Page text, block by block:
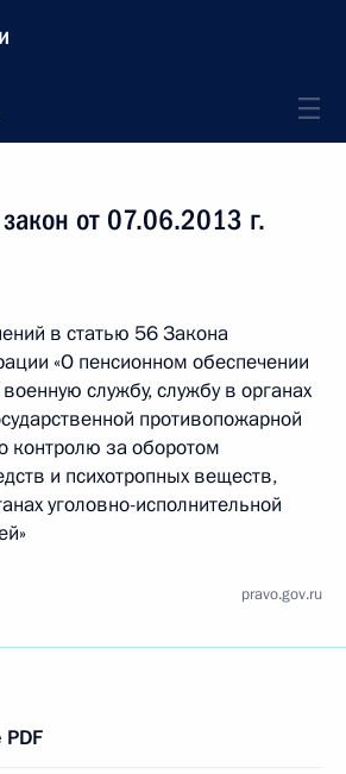
от 07.06.2013 г.
в статью 56 Закона
«О пенсионном обеспечении
службу, службу в органах
противопожарной
контролю за оборотом
и психотропных веществ,
уголовно-исполнительной
pravo.gov.ru